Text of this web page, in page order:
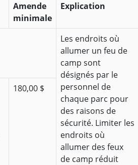
Amende
minimale
Explication
Les endroits où
allumer un feu de
camp sont
désignés par le
personnel de
chaque parc pour
des raisons de
sécurité. Limiter les
endroits où
allumer des feux
de camp réduit
180,00 $